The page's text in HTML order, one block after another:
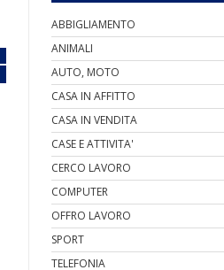
ABBIGLIAMENTO
ANIMALI
AUTO, MOTO
CASA IN AFFITTO
CASA IN VENDITA
CASE E ATTIVITA'
CERCO LAVORO
COMPUTER
OFFRO LAVORO
SPORT
TELEFONIA